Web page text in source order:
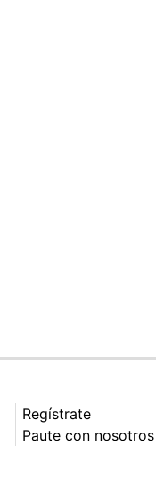
Regístrate
Paute con nosotros